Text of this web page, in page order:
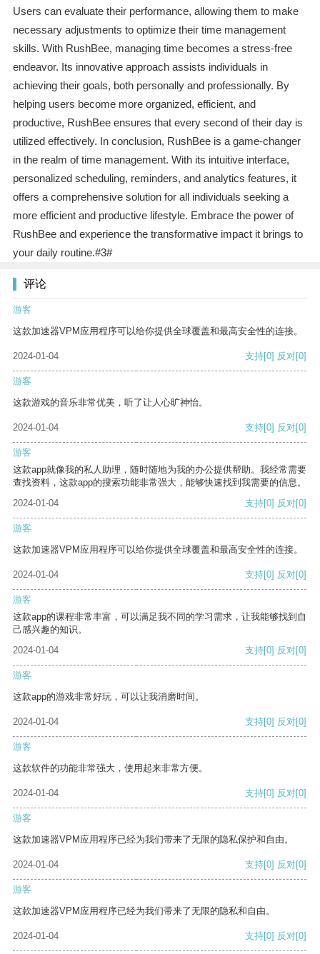
Users can evaluate their performance, allowing them to make
necessary adjustments to optimize their time management
skills. With RushBee, managing time becomes a stress-free
endeavor. Its innovative approach assists individuals in
achieving their goals, both personally and professionally. By
helping users become more organized, efficient, and
productive, RushBee ensures that every second of their day is
utilized effectively. In conclusion, RushBee is a game-changer
in the realm of time management. With its intuitive interface,
personalized scheduling, reminders, and analytics features, it
offers a comprehensive solution for all individuals seeking a
more efficient and productive lifestyle. Embrace the power of
RushBee and experience the transformative impact it brings to
your daily routine.#3#
评论
游客
这款加速器VPM应用程序可以给你提供全球覆盖和最高安全性的连接。
2024-01-04 支持[0] 反对[0]
游客
这款游戏的音乐非常优美，听了让人心旷神怡。
2024-01-04 支持[0] 反对[0]
游客
这款app就像我的私人助理，随时随地为我的办公提供帮助。我经常需要
查找资料，这款app的搜索功能非常强大，能够快速找到我需要的信息。
2024-01-04
支持[0] 反对[0]
游客
这款加速器VPM应用程序可以给你提供全球覆盖和最高安全性的连接。
2024-01-04 支持[0] 反对[0]
游客
这款app的课程非常丰富，可以满足我不同的学习需求，让我能够找到自
己感兴趣的知识。
2024-01-04
支持[0] 反对[0]
游客
这款app的游戏非常好玩，可以让我消磨时间。
2024-01-04 支持[0] 反对[0]
游客
这款软件的功能非常强大，使用起来非常方便。
2024-01-04 支持[0] 反对[0]
游客
这款加速器VPM应用程序已经为我们带来了无限的隐私保护和自由。
2024-01-04 支持[0] 反对[0]
游客
这款加速器VPM应用程序已经为我们带来了无限的隐私和自由。
2024-01-04 支持[0] 反对[0]